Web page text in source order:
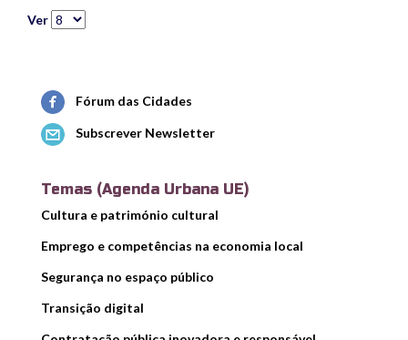
Ver
Fórum das Cidades
Subscrever Newsletter
Temas (Agenda Urbana UE)
Cultura e património cultural
Emprego e competências na economia local
Segurança no espaço público
Transição digital